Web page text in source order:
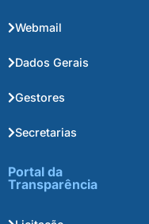
Webmail
Dados Gerais
Gestores
Secretarias
Portal da
Transparência